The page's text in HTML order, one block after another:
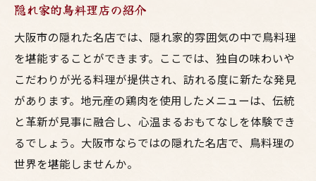
隠れ家的鳥料理店の紹介
大阪市の隠れた名店では、隠れ家的雰囲気の中で鳥料理
を堪能することができます。ここでは、独自の味わいや
こだわりが光る料理が提供され、訪れる度に新たな発見
があります。地元産の鶏肉を使用したメニューは、伝統
と革新が見事に融合し、心温まるおもてなしを体験でき
るでしょう。大阪市ならではの隠れた名店で、鳥料理の
世界を堪能しませんか。